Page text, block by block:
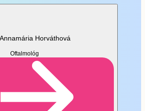
osobne (v pracovné dni od 7:00 do
a piatok od 7:00 do 16:00 hod.)
parkovanie – pohodlne a bez stresu
Horváthová
Oftalmológ